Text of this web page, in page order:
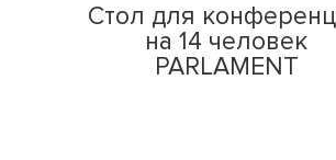
Стол для
на 14 человек
PARLAMENT